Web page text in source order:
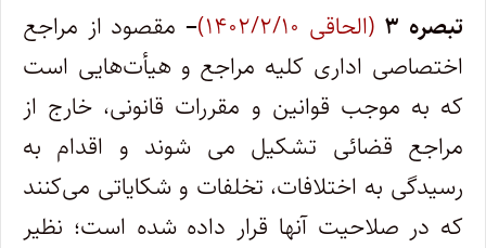
تبصره ۳ (الحاقی ۱۴۰۲/۲/۱۰) – مقصود از مراجع
اختصاصی اداری کلیه مراجع و هیأت‌هایی است
که به موجب قوانین و مقررات قانونی، خارج از
مراجع قضائی تشکیل می شوند و اقدام به
رسیدگی به اختلافات، تخلفات و شکایاتی می‌کنند
که در صلاحیت آنها قرار داده شده است؛ نظیر